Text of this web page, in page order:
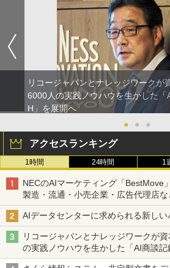
リコージャパンとナレッジワークが
6000人の実践ノウハウを生かした
H」を展開へ
●
● ●
アクセスランキング
1時間 24時間 1
NECのAIマーケティング「BestMove
製造・流通・小売企業・広告代理店
AIデータセンターに求められる新し
リコージャパンとナレッジワークが
の実践ノウハウを生かした「AI商談